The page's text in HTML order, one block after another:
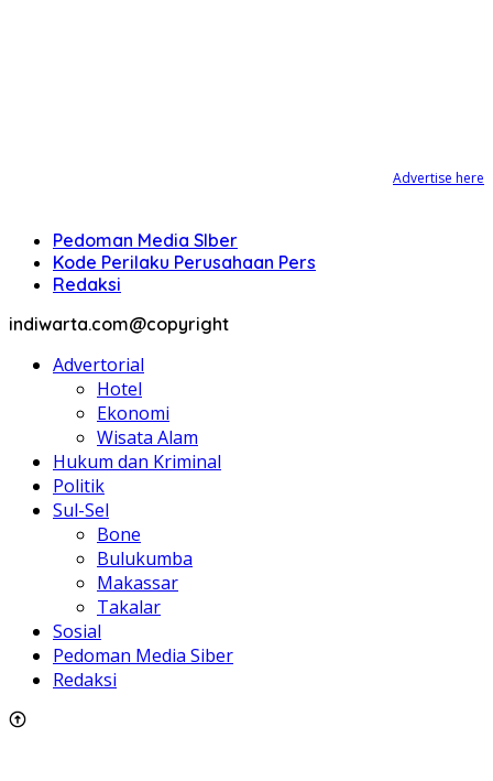
Advertise here
Pedoman Media SIber
Kode Perilaku Perusahaan Pers
Redaksi
indiwarta.com@copyright
Advertorial
Hotel
Ekonomi
Wisata Alam
Hukum dan Kriminal
Politik
Sul-Sel
Bone
Bulukumba
Makassar
Takalar
Sosial
Pedoman Media Siber
Redaksi